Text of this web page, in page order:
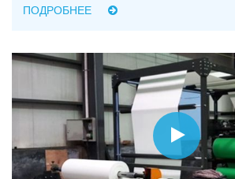
ПОДРОБНЕЕ